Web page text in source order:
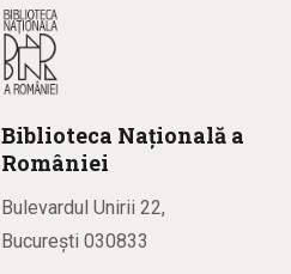
Biblioteca Națională a
României
Bulevardul Unirii 22,
București 030833